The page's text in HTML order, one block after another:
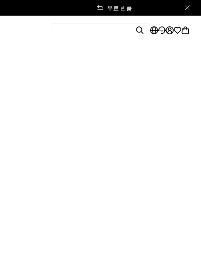
무료 반품